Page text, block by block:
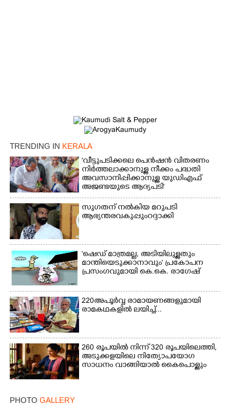
TRENDING IN KERALA
'വീട്ടുപടിക്കലെ പെൻഷൻ വിതരണം
നിർത്തലാക്കാനുള്ള നീക്കം പദ്ധതി
അവസാനിപ്പിക്കാനുള്ള യുഡിഎഫ്
അജണ്ടയുടെ ആദ്യപടി'
സുഗതന് നൽകിയ മറുപടി
ആഭ്യന്തരവകുപ്പും റദ്ദാക്കി
'ഷെഡ് മാത്രമല്ല, അടിയിലുള്ളതും
മാന്തിയെടുക്കാനാവും' പ്രകോപന
പ്രസംഗവുമായി കെ.കെ. രാഗേഷ്
220 അപൂർവ്വ രാമായണങ്ങളുമായി
രാമകഥകളിൽ ലയിച്ച്...
260 രൂപയിൽ നിന്ന് 320 രൂപയിലെത്തി,
അടുക്കളയിലെ നിത്യോപയോഗ
സാധനം വാങ്ങിയാൽ കൈപൊള്ളും
PHOTO GALLERY
×
Share this link
Copy Link